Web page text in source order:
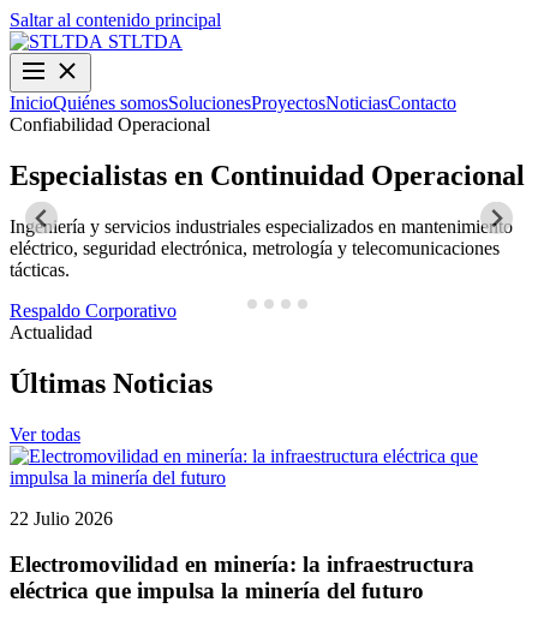
Saltar al contenido principal
STLTDA
InicioQuiénes somosSolucionesProyectosNoticiasContacto
Confiabilidad Operacional
Especialistas en Continuidad Operacional
Ingeniería y servicios industriales especializados en mantenimiento
eléctrico, seguridad electrónica, metrología y telecomunicaciones
tácticas.
Respaldo Corporativo
Actualidad
Últimas Noticias
Ver todas
22 Julio 2026
Electromovilidad en minería: la infraestructura
eléctrica que impulsa la minería del futuro